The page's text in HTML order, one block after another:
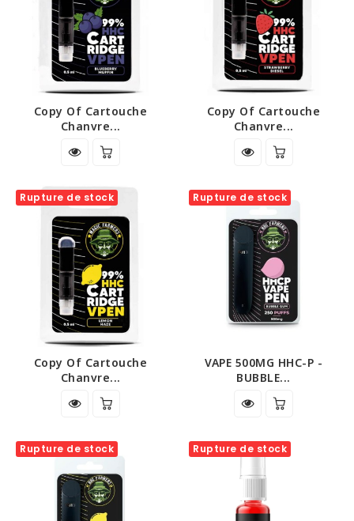
Copy Of Cartouche
Chanvre...
Copy Of Cartouche
Chanvre...
Rupture de stock
Copy Of Cartouche
Chanvre...
Rupture de stock
VAPE 500MG HHC-P -
BUBBLE...
Rupture de stock Rupture de stock